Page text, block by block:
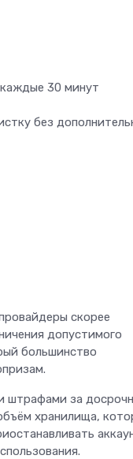
30 минут
без
скорее
допустимого
большинство
штрафами за
хранилища,